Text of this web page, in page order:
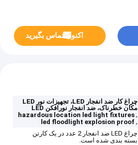
اکنون تماس بگیرید
چراغ کار ضد انفجار LED، تجهیزات نور LED
مکان خطرناک، ضد انفجار نورافکن LED
,
hazardous location led light fixtures
,
led floodlight explosion proof
چراغ LED ضد انفجار 2 عدد در یک کارتن
بسته بندی شده است.